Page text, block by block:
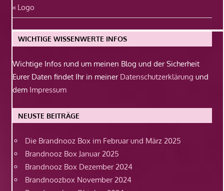
Beitragsnavigation
Vorheriger
Beitrag:
Logo
WICHTIGE WISSENWERTE INFOS
Wichtige Infos rund um meinen Blog und der Sicherheit
Eurer Daten findet Ihr in meiner Datenschutzerklärung und
dem Impressum
NEUSTE BEITRÄGE
Die Brandnooz Box im Februar und März 2025
Brandnooz Box Januar 2025
Brandnooz Box Dezember 2024
Brandnoozbox November 2024